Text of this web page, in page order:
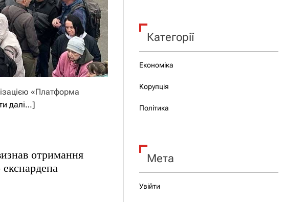
«Платформа
далі…]
отримання
екснардепа
Категорії
Економіка
Корупція
Політика
Мета
Увійти